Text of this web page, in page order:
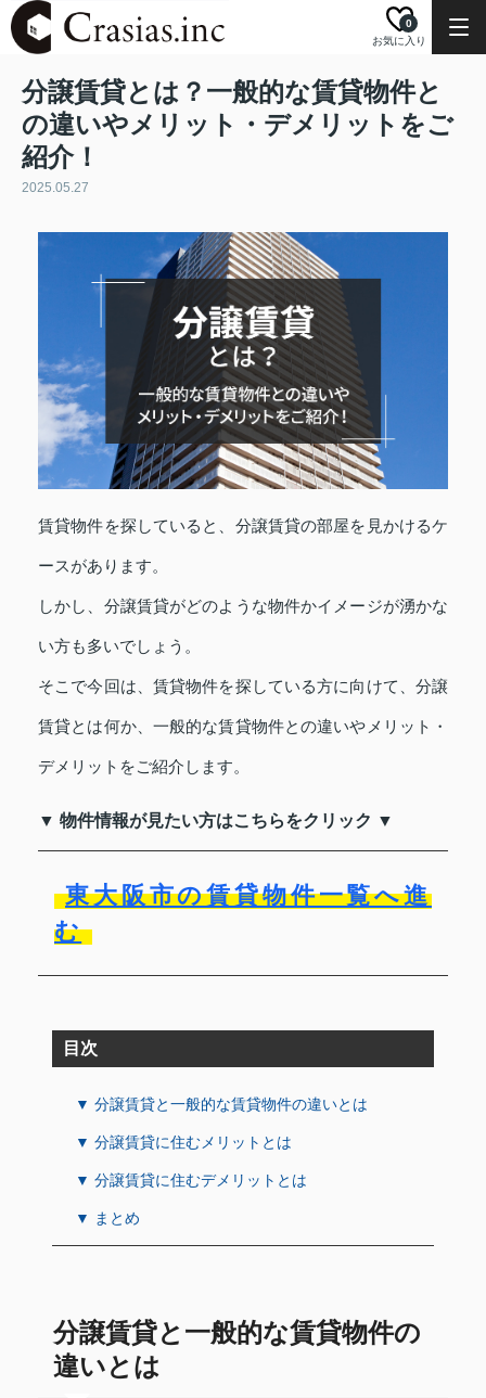
お気に入り
0
分譲賃貸とは？一般的な賃貸物件と
の違いやメリット・デメリットをご
紹介！
2025.05.27
賃貸物件を探していると、分譲賃貸の部屋を見かけるケ
ースがあります。
しかし、分譲賃貸がどのような物件かイメージが湧かな
い方も多いでしょう。
そこで今回は、賃貸物件を探している方に向けて、分譲
賃貸とは何か、一般的な賃貸物件との違いやメリット・
デメリットをご紹介します。
▼ 物件情報が見たい方はこちらをクリック ▼
東大阪市の賃貸物件一覧へ進
む
目次
▼ 分譲賃貸と一般的な賃貸物件の違いとは
▼ 分譲賃貸に住むメリットとは
▼ 分譲賃貸に住むデメリットとは
▼ まとめ
分譲賃貸と一般的な賃貸物件の
違いとは